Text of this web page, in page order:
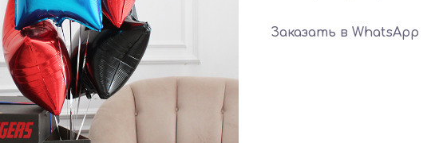
Заказать в WhatsApp